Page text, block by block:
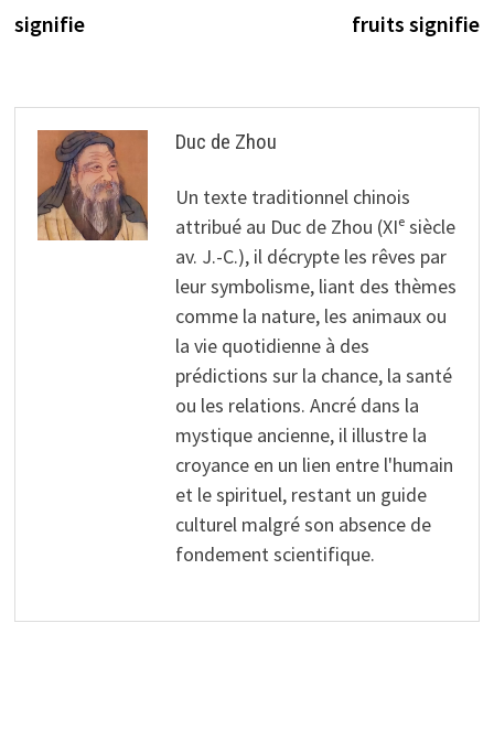
l’article
signifie
fruits signifie
Duc de Zhou
Un texte traditionnel chinois
attribué au Duc de Zhou (XIᵉ siècle
av. J.-C.), il décrypte les rêves par
leur symbolisme, liant des thèmes
comme la nature, les animaux ou
la vie quotidienne à des
prédictions sur la chance, la santé
ou les relations. Ancré dans la
mystique ancienne, il illustre la
croyance en un lien entre l'humain
et le spirituel, restant un guide
culturel malgré son absence de
fondement scientifique.